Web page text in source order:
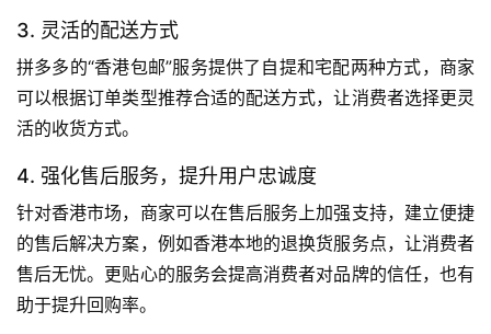
3. 灵活的配送方式
拼多多的“香港包邮”服务提供了自提和宅配两种方式，商家
可以根据订单类型推荐合适的配送方式，让消费者选择更灵
活的收货方式。
4. 强化售后服务，提升用户忠诚度
针对香港市场，商家可以在售后服务上加强支持，建立便捷
的售后解决方案，例如香港本地的退换货服务点，让消费者
售后无忧。更贴心的服务会提高消费者对品牌的信任，也有
助于提升回购率。